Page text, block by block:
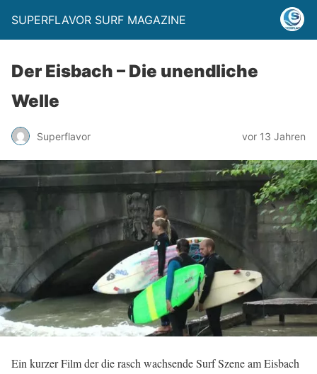
SUPERFLAVOR SURF MAGAZINE
Der Eisbach – Die unendliche
Welle
Superflavor vor 13 Jahren
Ein kurzer Film der die rasch wachsende Surf Szene am Eisbach